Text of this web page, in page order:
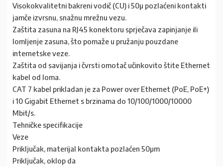
Visokokvalitetni bakreni vodič (CU) i 50µ pozlaćeni kontakti
jamče izvrsnu, snažnu mrežnu vezu.
Zaštita zasuna na RJ45 konektoru sprječava zapinjanje ili
lomljenje zasuna, što pomaže u pružanju pouzdane
internetske veze.
Zaštita od savijanja i čvrsti omotač učinkovito štite Ethernet
kabel od loma.
CAT 7 kabel prikladan je za Power over Ethernet (PoE, PoE+)
i 10 Gigabit Ethernet s brzinama do 10/100/1000/10000
Mbit/s.
Tehničke specifikacije
Veze
Priključak, materijal kontakta pozlaćen 50µm
Priključak, oklop da